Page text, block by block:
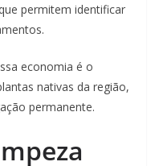
permitem identificar
economia é o
nativas da região,
permanente.